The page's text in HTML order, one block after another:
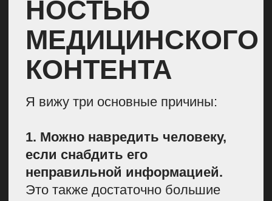
проходить мужчинам. Каждый тезис
подкреплен ссылкой на исследования
3. Появились негласные
стандарты текстов.